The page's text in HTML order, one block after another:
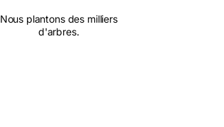
Nous plantons des milliers
d'arbres.